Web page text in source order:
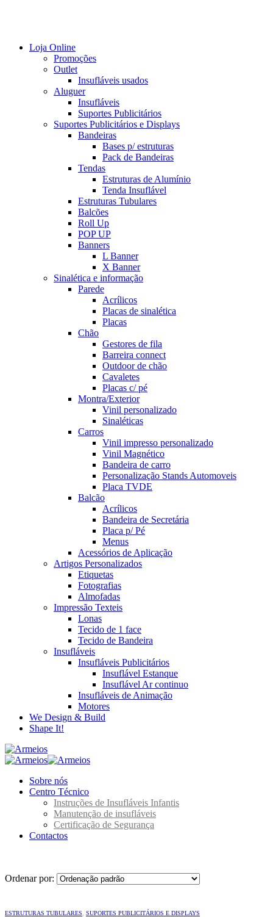
Loja Online
Promoções
Outlet
Insufláveis usados
Aluguer
Insufláveis
Suportes Publicitários
Suportes Publicitários e Displays
Bandeiras
Bases p/ estruturas
Pack de Bandeiras
Tendas
Estruturas de Alumínio
Tenda Insuflável
Estruturas Tubulares
Balcões
Roll Up
POP UP
Banners
L Banner
X Banner
Sinalética e informação
Parede
Acrílicos
Placas de sinalética
Placas
Chão
Gestores de fila
Barreira connect
Outdoor de chão
Cavaletes
Placas c/ pé
Montra/Exterior
Vinil personalizado
Sinaléticas
Carros
Vinil impresso personalizado
Vinil Magnético
Bandeira de carro
Personalização Stands Automoveis
Placa TVDE
Balcão
Acrílicos
Bandeira de Secretária
Placa p/ Pé
Menus
Acessórios de Aplicação
Artigos Personalizados
Etiquetas
Fotografias
Almofadas
Impressão Texteis
Lonas
Tecido de 1 face
Tecido de Bandeira
Insufláveis
Insufláveis Publicitários
Insuflável Estanque
Insuflável Ar continuo
Insufláveis de Animação
Motores
We Design & Build
Shape It!
Sobre nós
Centro Técnico
Instruções de Insufláveis Infantis
Manutenção de insufláveis
Certificação de Segurança
Contactos
Ordenar por:
ESTRUTURAS TUBULARES SUPORTES PUBLICITÁRIOS E DISPLAYS